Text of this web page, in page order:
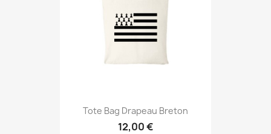
Tote Bag Drapeau Breton
12,00 €